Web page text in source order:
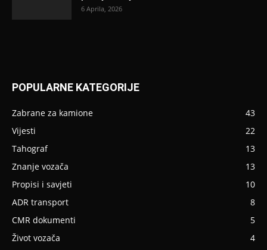
6 Aprila, 2026
POPULARNE KATEGORIJE
Zabrane za kamione
43
Vijesti
22
Tahograf
13
Znanje vozača
13
Propisi i savjeti
10
ADR transport
8
CMR dokumenti
5
Život vozača
4